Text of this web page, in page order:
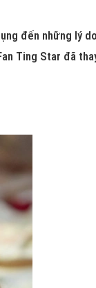
đến những lý do
Ting Star đã